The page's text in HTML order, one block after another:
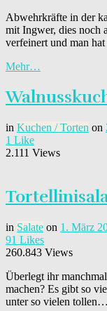
Abwehrkräfte in der
mit Ingwer, dies noch
verfeinert und man
Mehr…
in Kuchen / Torten on
1 Like
2.111 Views
in Salate on 1. März
91 Likes
260.843 Views
Überlegt ihr
machen? Es gibt so
unter so vielen tollen…